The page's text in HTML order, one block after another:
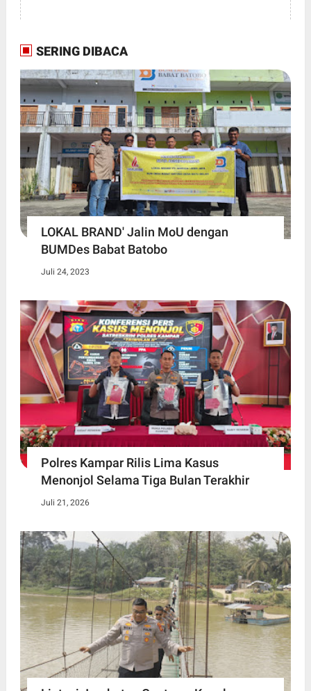
SERING DIBACA
LOKAL BRAND' Jalin MoU dengan
BUMDes Babat Batobo
Juli 24, 2023
Polres Kampar Rilis Lima Kasus
Menonjol Selama Tiga Bulan Terakhir
Juli 21, 2026